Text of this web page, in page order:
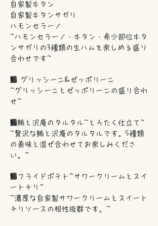
自家製牛タン
自家製牛タンサガリ
ハモンセラーノ
~ハモンセラーノ・牛タン・希少部位牛タ
ンサガリの3種類の生ハムを楽しめる盛り
合わせです~
■ グリッシーニ&ゼッポリーニ
~グリッシーニとゼッポリーニの盛り合わ
せ~
■鮪と沢庵のタルタル~とろたく仕立て~
~贅沢な鮪と沢庵のタルタルです。5種類
の薬味と混ぜ合わせてお楽しみくださ
い。~
■フライドポテト~サワークリームとスイ
ートチリ~
~濃厚な自家製サワークリームとスイート
チリソースの相性抜群です。~